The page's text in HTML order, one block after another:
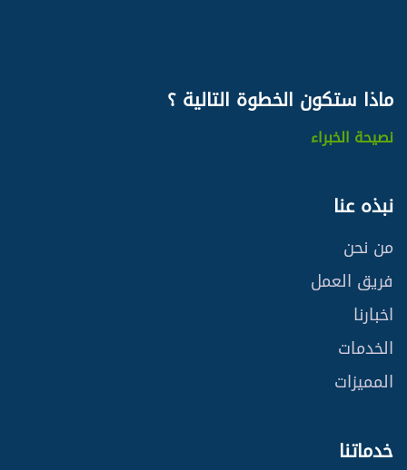
ماذا ستكون الخطوة التالية ؟
نصيحة الخبراء
نبذه عنا
من نحن
فريق العمل
اخبارنا
الخدمات
المميزات
خدماتنا